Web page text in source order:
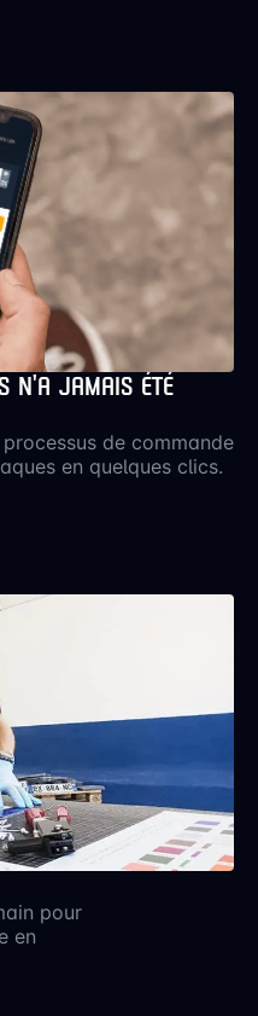
vous
votre
scooter
tout en
votre
vers notre
créer une
qui
à vos
N’A JAMAIS ÉTÉ
de commande
en quelques clics.
pour
en